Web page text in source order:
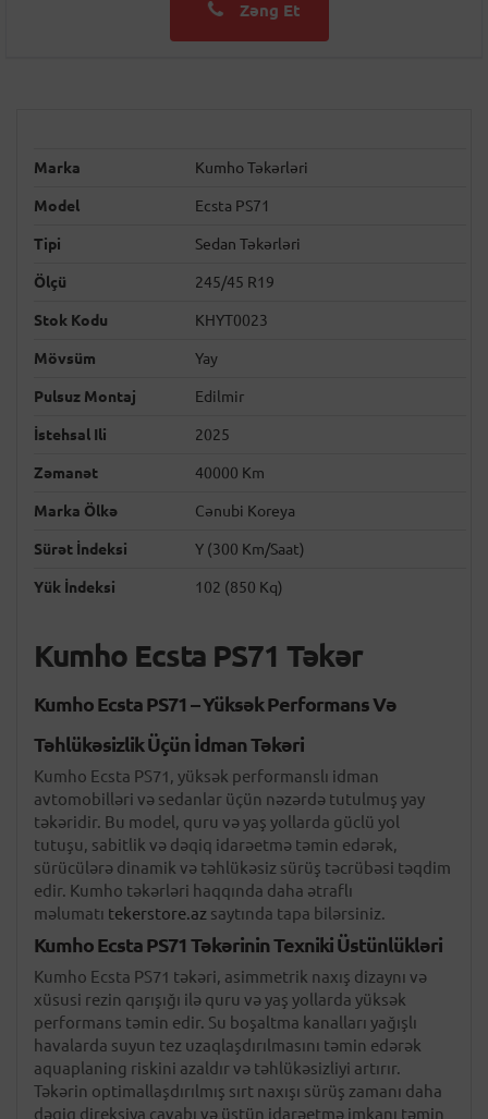
Zəng Et
Marka Kumho Təkərləri
Model Ecsta PS71
Tipi Sedan Təkərləri
Ölçü 245/45 R19
Stok Kodu KHYT0023
Mövsüm Yay
Pulsuz Montaj Edilmir
İstehsal Ili 2025
Zəmanət 40000 Km
Marka Ölkə Cənubi Koreya
Sürət İndeksi Y (300 Km/saat)
Yük İndeksi 102 (850 Kq)
Kumho Ecsta PS71 Təkər
Kumho Ecsta PS71 – Yüksək Performans Və
Təhlükəsizlik Üçün İdman Təkəri
Kumho Ecsta PS71, yüksək performanslı idman
avtomobilləri və sedanlar üçün nəzərdə tutulmuş yay
təkəridir. Bu model, quru və yaş yollarda güclü yol
tutuşu, sabitlik və dəqiq idarəetmə təmin edərək,
sürücülərə dinamik və təhlükəsiz sürüş təcrübəsi təqdim
edir. Kumho təkərləri haqqında daha ətraflı
məlumatı tekerstore.az saytında tapa bilərsiniz.
Kumho Ecsta PS71 Təkərinin Texniki Üstünlükləri
Kumho Ecsta PS71 təkəri, asimmetrik naxış dizaynı və
xüsusi rezin qarışığı ilə quru və yaş yollarda yüksək
performans təmin edir. Su boşaltma kanalları yağışlı
havalarda suyun tez uzaqlaşdırılmasını təmin edərək
aquaplaning riskini azaldır və təhlükəsizliyi artırır.
Təkərin optimallaşdırılmış sırt naxışı sürüş zamanı daha
dəqiq direksiya cavabı və üstün idarəetmə imkanı təmin